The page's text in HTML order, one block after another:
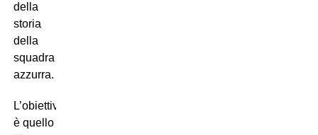
della
storia
della
squadra
azzurra.
L’obiettivo
è quello